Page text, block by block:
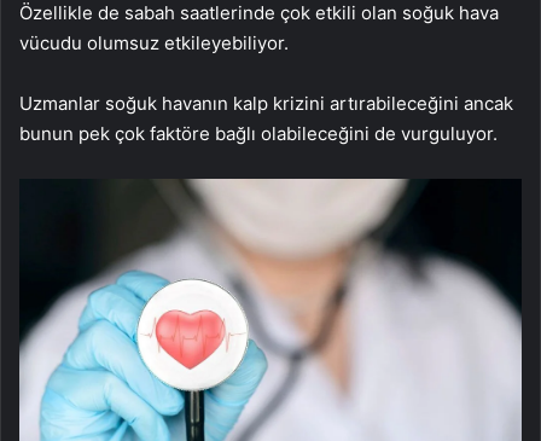
Özellikle de sabah saatlerinde çok etkili olan soğuk hava
vücudu olumsuz etkileyebiliyor.
Uzmanlar soğuk havanın kalp krizini artırabileceğini ancak
bunun pek çok faktöre bağlı olabileceğini de vurguluyor.